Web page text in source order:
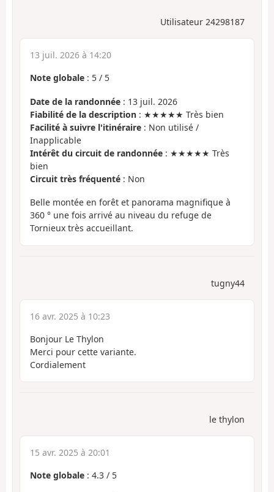
Utilisateur 24298187
13 juil. 2026 à 14:20
Note globale : 5 / 5
Date de la randonnée : 13 juil. 2026
Fiabilité de la description : ★★★★★ Très bien
Facilité à suivre l'itinéraire : Non utilisé /
Inapplicable
Intérêt du circuit de randonnée : ★★★★★ Très
bien
Circuit très fréquenté : Non
Belle montée en forêt et panorama magnifique à
360 ° une fois arrivé au niveau du refuge de
Tornieux très accueillant.
tugny44
16 avr. 2025 à 10:23
Bonjour Le Thylon
Merci pour cette variante.
Cordialement
le thylon
15 avr. 2025 à 20:01
Note globale : 4.3 / 5